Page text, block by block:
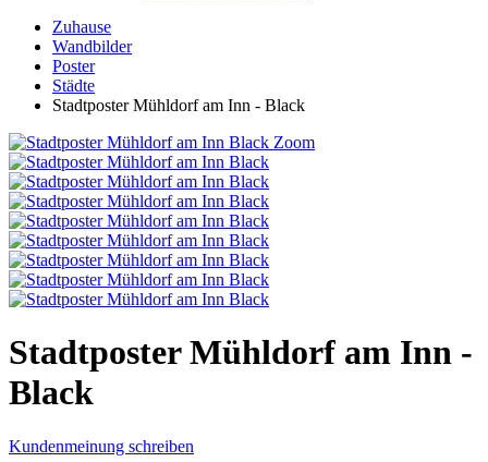
Zuhause
Wandbilder
Poster
Städte
Stadtposter Mühldorf am Inn - Black
Zoom
Stadtposter Mühldorf am Inn -
Black
Kundenmeinung schreiben